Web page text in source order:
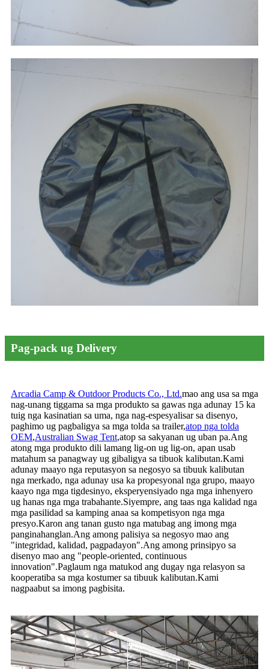
Pag-pack ug Delivery
Arcadia Camp & Outdoor Products Co., Ltd.mao ang usa sa mga
nag-unang tiggama sa mga produkto sa gawas nga adunay 15 ka
tuig nga kasinatian sa uma, nga nag-espesyalisar sa disenyo,
paghimo ug pagbaligya sa mga tolda sa trailer,atop nga tolda
OEM,Australian Swag Tent,atop sa sakyanan ug uban pa.Ang
atong mga produkto dili lamang lig-on ug lig-on, apan usab
matahum sa panagway ug gibaligya sa tibuok kalibutan.Kami
adunay maayo nga reputasyon sa negosyo sa tibuuk kalibutan
nga merkado, nga adunay usa ka propesyonal nga grupo, maayo
kaayo nga mga tigdesinyo, eksperyensiyado nga mga inhenyero
ug hanas nga mga trabahante.Siyempre, ang taas nga kalidad nga
mga pasilidad sa kamping anaa sa kompetisyon nga mga
presyo.Karon ang tanan gusto nga matubag ang imong mga
panginahanglan.Ang among palisiya sa negosyo mao ang
"integridad, kalidad, pagpadayon".Ang among prinsipyo sa
disenyo mao ang "people-oriented, continuous
innovation".Paglaum nga matukod ang dugay nga relasyon sa
kooperatiba sa mga kostumer sa tibuuk kalibutan.Kami
nagpaabut sa imong pagbisita.